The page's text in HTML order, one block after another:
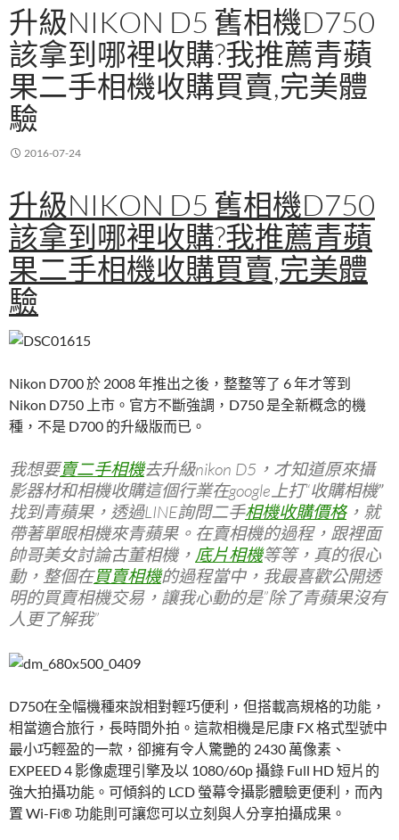
升級NIKON D5 舊相機D750
該拿到哪裡收購?我推薦青蘋
果二手相機收購買賣,完美體
驗
2016-07-24
升級NIKON D5 舊相機D750
該拿到哪裡收購?我推薦青蘋
果二手相機收購買賣,完美體
驗
Nikon D700 於 2008 年推出之後，整整等了 6 年才等到
Nikon D750 上市。官方不斷強調，D750 是全新概念的機
種，不是 D700 的升級版而已。
我想要賣二手相機去升級nikon D5，才知道原來攝
影器材和相機收購這個行業在google上打“收購相機”
找到青蘋果，透過LINE詢問二手相機收購價格，就
帶著單眼相機來青蘋果。在賣相機的過程，跟裡面
帥哥美女討論古董相機， 底片相機等等，真的很心
動，整個在買賣相機的過程當中，我最喜歡公開透
明的買賣相機交易，讓我心動的是”除了青蘋果沒有
人更了解我”
D750在全幅機種來說相對輕巧便利，但搭載高規格的功能，
相當適合旅行，長時間外拍。這款相機是尼康 FX 格式型號中
最小巧輕盈的一款，卻擁有令人驚艷的 2430 萬像素、
EXPEED 4 影像處理引擎及以 1080/60p 攝錄 Full HD 短片的
強大拍攝功能。可傾斜的 LCD 螢幕令攝影體驗更便利，而內
置 Wi-Fi® 功能則可讓您可以立刻與人分享拍攝成果。